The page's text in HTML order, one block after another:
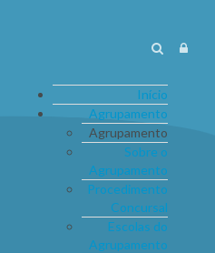
Início
Agrupamento
Agrupamento
Sobre o
Agrupamento
Procedimento
Concursal
Escolas do
Agrupamento